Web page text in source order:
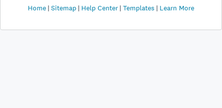
Home Sitemap Help Center Templates Learn More